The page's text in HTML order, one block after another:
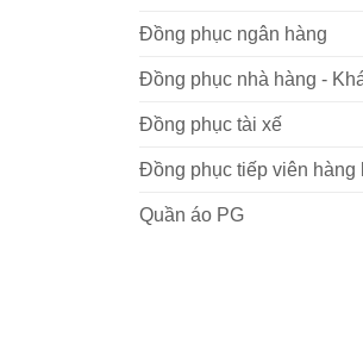
Đồng phục ngân hàng
Đồng phục nhà hàng -
Đồng phục tài xế
Đồng phục tiếp viên hàng
Quần áo PG